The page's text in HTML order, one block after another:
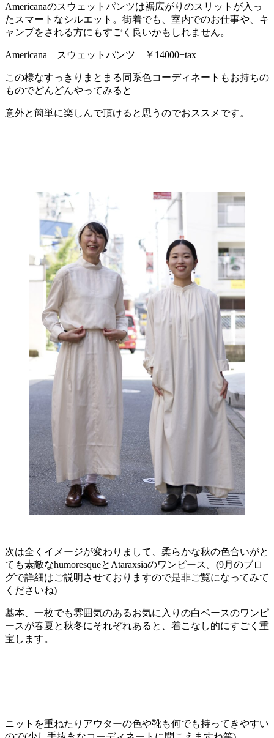
Americanaのスウェットパンツは裾広がりのスリットが入っ
たスマートなシルエット。街着でも、室内でのお仕事や、キ
ャンプをされる方にもすごく良いかもしれません。
Americana スウェットパンツ ￥14000+tax
この様なすっきりまとまる同系色コーディネートもお持ちの
ものでどんどんやってみると
意外と簡単に楽しんで頂けると思うのでおススメです。
次は全くイメージが変わりまして、柔らかな秋の色合いがと
ても素敵なhumoresqueとAtaraxsiaのワンピース。(9月のブロ
グで詳細はご説明させておりますので是非ご覧になってみて
くださいね)
基本、一枚でも雰囲気のあるお気に入りの白ベースのワンピ
ースが春夏と秋冬にそれぞれあると、着こなし的にすごく重
宝します。
ニットを重ねたりアウターの色や靴も何でも持ってきやすい